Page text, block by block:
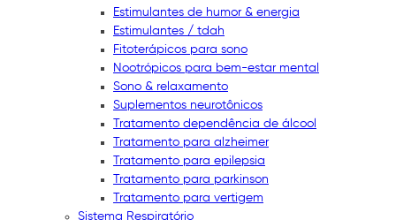
Estimulantes de humor & energia
Estimulantes / tdah
Fitoterápicos para sono
Nootrópicos para bem-estar mental
Sono & relaxamento
Suplementos neurotônicos
Tratamento dependência de álcool
Tratamento para alzheimer
Tratamento para epilepsia
Tratamento para parkinson
Tratamento para vertigem
Sistema Respiratório